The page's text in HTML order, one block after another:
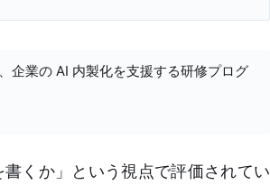
企業の AI 内製化を支援する研修プログ
くか」という視点で評価されてい